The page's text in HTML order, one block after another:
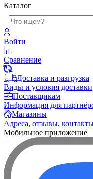
Каталог
Войти
Сравнение
Доставка и разгрузка
Виды и условия доставки
Поставщикам
Информация для
Магазины
Адреса, отзывы,
Мобильное приложение